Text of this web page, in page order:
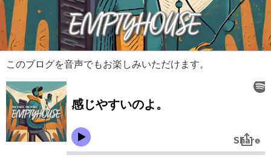
このブログを音声でもお楽しみいただけます。